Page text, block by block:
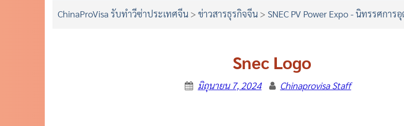
ChinaProVisa รับทำวีซ่าประเทศจีน > ข่าวสารธุรกิจจีน > SNEC PV Power Expo - นิทรรศกา
Snec Logo
มิถุนายน 7, 2024 Chinaprovisa Staff